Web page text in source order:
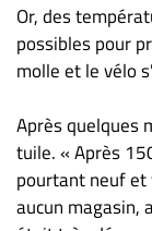
Or, des
possibles pour
molle et le vélo
Après quelques
tuile. « Après
pourtant neuf et
aucun magasin,